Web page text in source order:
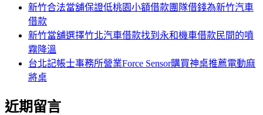
新竹合法當舖保證低桃園小額借款團隊借錢為新竹汽車
借款
新竹當舖選擇竹北汽車借款找到永和機車借款民間的噴
霧降溫
台北記帳士事務所營業Force Sensor購買神桌推薦電動麻
將桌
近期留言